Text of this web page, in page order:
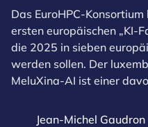
Das EuroHPC-
ersten europäischen „KI-
die 2025 in sieben
werden sollen. Der
MeluXina-AI ist einer
Jean-Michel Gaudron